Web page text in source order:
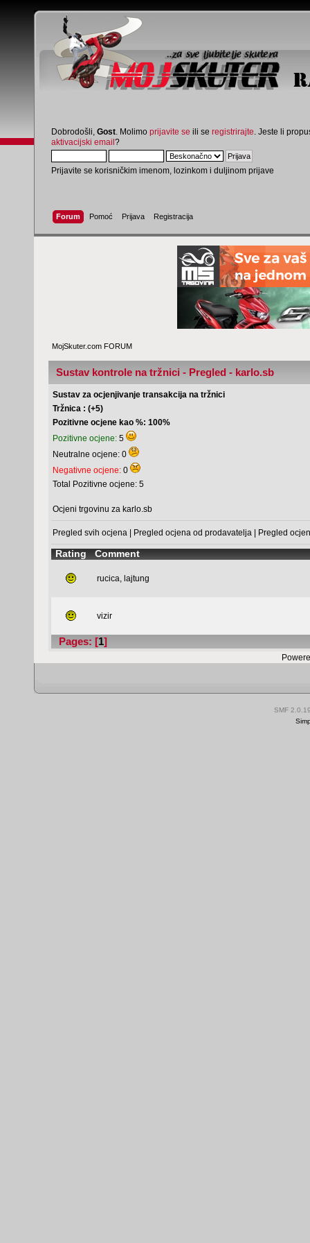
Dobrodošli, Gost . Molimo prijavite se ili se registrirajte . Jeste li
aktivacijski email?
Prijavite se korisničkim imenom, lozinkom i duljinom prijave
Forum Pomoć Prijava Registracija
MojSkuter.com FORUM
Sustav kontrole na tržnici - Pregled - karlo.sb
Sustav za ocjenjivanje transakcija na tržnici
Tržnica : (+5)
Pozitivne ocjene kao %: 100%
Pozitivne ocjene: 5
Neutralne ocjene: 0
Negativne ocjene: 0
Total Pozitivne ocjene: 5
Ocjeni trgovinu za karlo.sb
Pregled svih ocjena | Pregled ocjena od prodavatelja | Pregled
Rating Comment
rucica, lajtung
vizir
Pages: [1]
SMF